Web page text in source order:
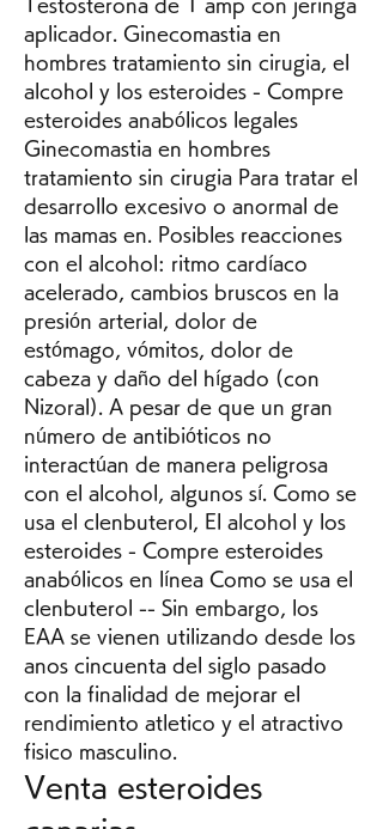
Testosterona de 1 amp con jeringa
aplicador. Ginecomastia en
hombres tratamiento sin cirugia, el
alcohol y los esteroides - Compre
esteroides anabólicos legales
Ginecomastia en hombres
tratamiento sin cirugia Para tratar el
desarrollo excesivo o anormal de
las mamas en. Posibles reacciones
con el alcohol: ritmo cardíaco
acelerado, cambios bruscos en la
presión arterial, dolor de
estómago, vómitos, dolor de
cabeza y daño del hígado (con
Nizoral). A pesar de que un gran
número de antibióticos no
interactúan de manera peligrosa
con el alcohol, algunos sí. Como se
usa el clenbuterol, El alcohol y los
esteroides - Compre esteroides
anabólicos en línea Como se usa el
clenbuterol -- Sin embargo, los
EAA se vienen utilizando desde los
anos cincuenta del siglo pasado
con la finalidad de mejorar el
rendimiento atletico y el atractivo
fisico masculino.
Venta esteroides